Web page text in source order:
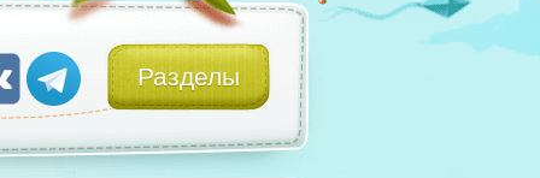
Разделы